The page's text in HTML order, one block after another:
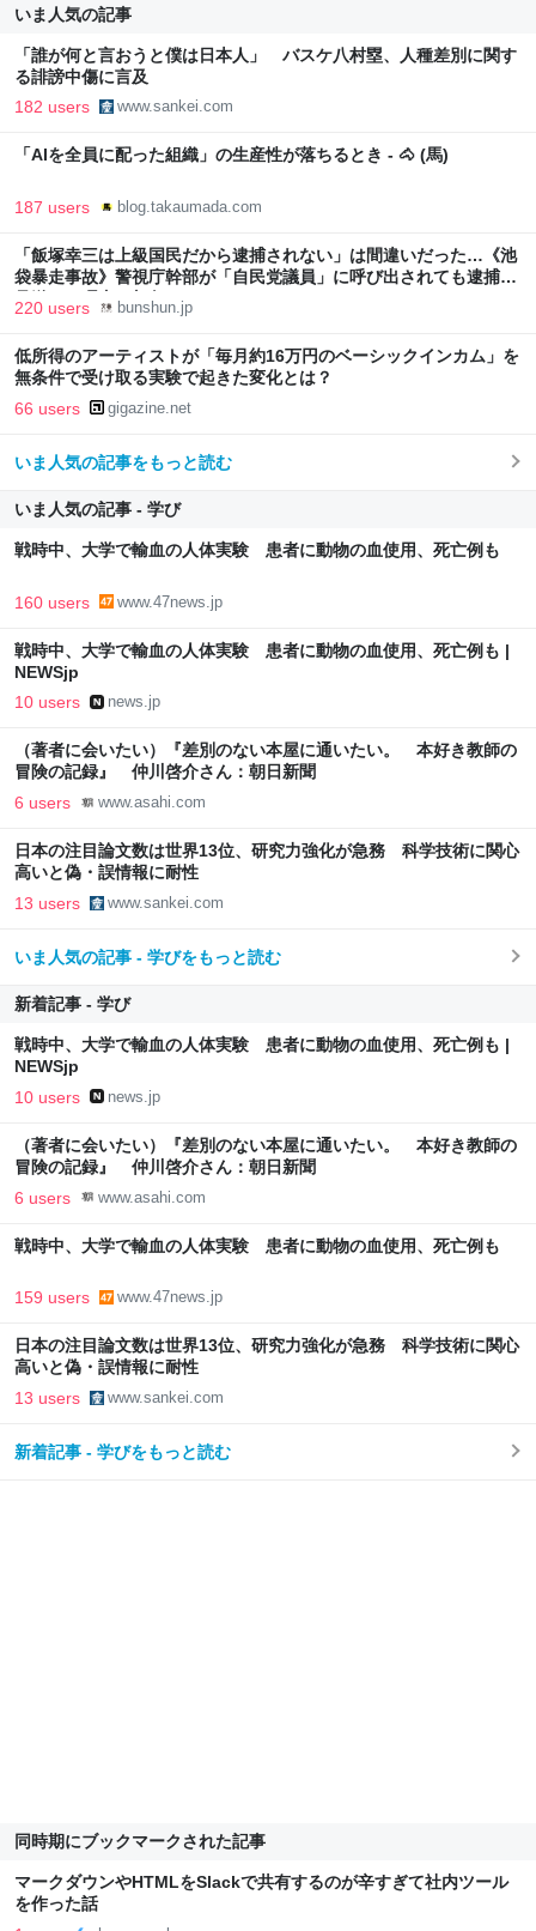
いま人気の記事
「誰が何と言おうと僕は日本人」 バスケ八村塁、人種差別に関す
る誹謗中傷に言及
182 users www.sankei.com
「AIを全員に配った組織」の生産性が落ちるとき - 🐴 (馬)
187 users blog.takaumada.com
「飯塚幸三は上級国民だから逮捕されない」は間違いだった…《池
袋暴走事故》警視庁幹部が「自民党議員」に呼び出されても逮捕を
見送った理由 | 文春オンライン
220 users bunshun.jp
低所得のアーティストが「毎月約16万円のベーシックインカム」を
無条件で受け取る実験で起きた変化とは？
66 users gigazine.net
いま人気の記事をもっと読む
いま人気の記事 - 学び
戦時中、大学で輸血の人体実験 患者に動物の血使用、死亡例も
160 users www.47news.jp
戦時中、大学で輸血の人体実験 患者に動物の血使用、死亡例も |
NEWSjp
10 users news.jp
（著者に会いたい）『差別のない本屋に通いたい。 本好き教師の
冒険の記録』 仲川啓介さん：朝日新聞
6 users www.asahi.com
日本の注目論文数は世界13位、研究力強化が急務 科学技術に関心
高いと偽・誤情報に耐性
13 users www.sankei.com
いま人気の記事 - 学びをもっと読む
新着記事 - 学び
戦時中、大学で輸血の人体実験 患者に動物の血使用、死亡例も |
NEWSjp
10 users news.jp
（著者に会いたい）『差別のない本屋に通いたい。 本好き教師の
冒険の記録』 仲川啓介さん：朝日新聞
6 users www.asahi.com
戦時中、大学で輸血の人体実験 患者に動物の血使用、死亡例も
159 users www.47news.jp
日本の注目論文数は世界13位、研究力強化が急務 科学技術に関心
高いと偽・誤情報に耐性
13 users www.sankei.com
新着記事 - 学びをもっと読む
同時期にブックマークされた記事
マークダウンやHTMLをSlackで共有するのが辛すぎて社内ツール
を作った話